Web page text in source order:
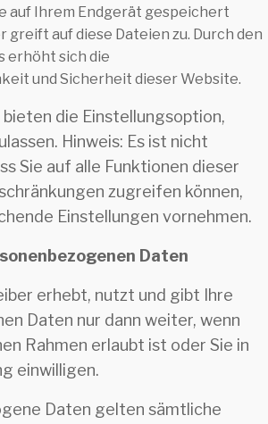
auf Ihrem Endgerät gespeichert
greift auf diese Dateien zu. Durch den
erhöht sich die
und Sicherheit dieser Website.
die Einstellungsoption,
Hinweis: Es ist nicht
Sie auf alle Funktionen dieser
zugreifen können,
Einstellungen vornehmen.
Daten
erhebt, nutzt und gibt Ihre
Daten nur dann weiter, wenn
Rahmen erlaubt ist oder Sie in
einwilligen.
Daten gelten sämtliche